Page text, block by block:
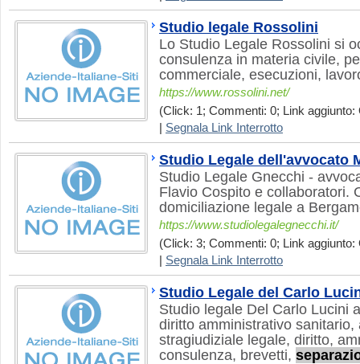
Studio legale Rossolini
Lo Studio Legale Rossolini si
consulenza in materia civile,
commerciale, esecuzioni,
https://www.rossolini.net/
(Click: 1; Commenti: 0; Link aggiunto:
Segnala Link Interrotto
Studio Legale dell'avvocato
Studio Legale Gnecchi -
Flavio Cospito e collaboratori.
domiciliazione legale a
https://www.studiolegalegnecchi.it/
(Click: 3; Commenti: 0; Link aggiunto:
Segnala Link Interrotto
Studio Legale del Carlo
Studio legale Del Carlo Lucini
diritto amministrativo sanitario,
stragiudiziale legale, diritto,
consulenza, brevetti,